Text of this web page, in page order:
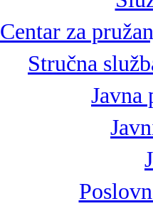
Centar za
Stručna
Javna